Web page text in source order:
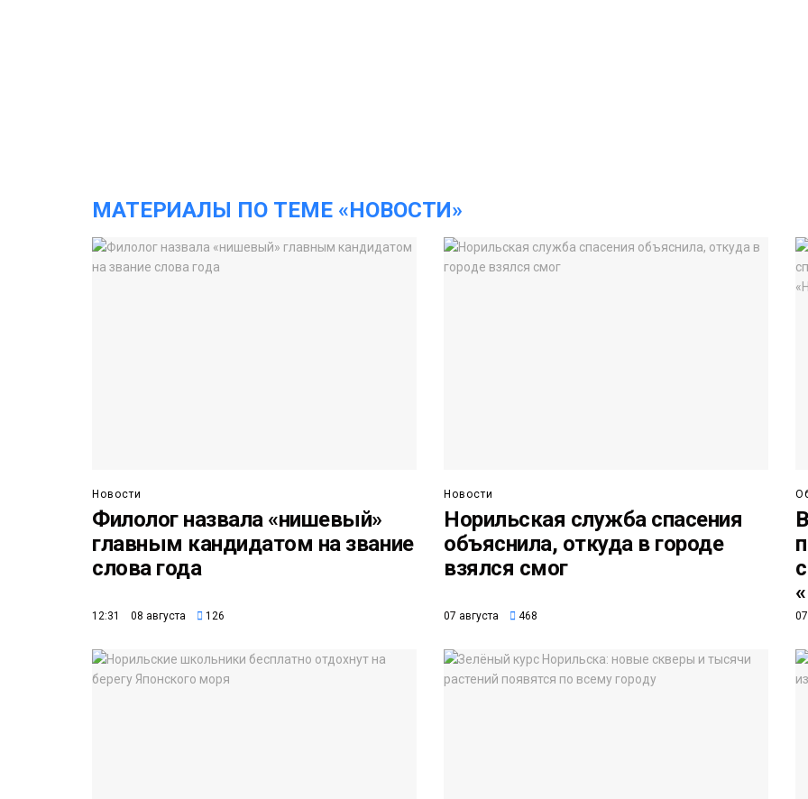
МАТЕРИАЛЫ ПО ТЕМЕ «НОВОСТИ»
Новости
Филолог назвала «нишевый»
главным кандидатом на звание
слова года
12:31 08 августа 126
Новости
Норильская служба спасения
объяснила, откуда в городе
взялся смог
07 августа 468